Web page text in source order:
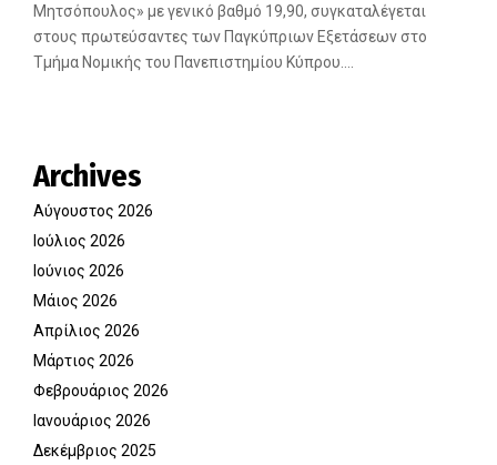
Μητσόπουλος» με γενικό βαθμό 19,90, συγκαταλέγεται
στους πρωτεύσαντες των Παγκύπριων Εξετάσεων στο
Τμήμα Νομικής του Πανεπιστημίου Κύπρου....
Archives
Αύγουστος 2026
Ιούλιος 2026
Ιούνιος 2026
Μάιος 2026
Απρίλιος 2026
Μάρτιος 2026
Φεβρουάριος 2026
Ιανουάριος 2026
Δεκέμβριος 2025